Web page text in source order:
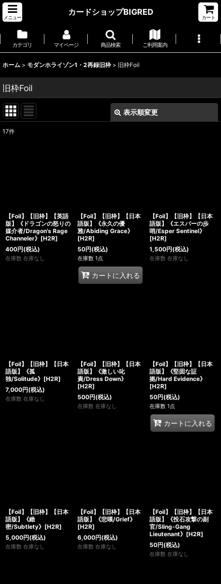
メニュー
カードショップBIGRED
カート
カテゴリ マイページ 商品検索 ご利用案内
ホーム > モダンホライゾン1・2再録旧枠 > 旧枠Foil
旧枠Foil
表示順変更
17件
【Foil】【旧枠】【英語
版】《ドラゴンの怒りの
媒介者/Dragon's Rage
Channeler》[H2R]
400円(税込)
在庫数 在庫なし
【Foil】【旧枠】【日本
語版】《永久の優
雅/Abiding Grace》
[H2R]
50円(税込)
在庫数 1点
カートに入れる
【Foil】【旧枠】【日本
語版】《エスパーの歩
哨/Esper Sentinel》
[H2R]
1,500円(税込)
在庫数 在庫なし
【Foil】【旧枠】【日本
語版】《孤
独/Solitude》[H2R]
7,000円(税込)
在庫数 在庫なし
【Foil】【旧枠】【日本
語版】《激しい叱
責/Dress Down》
[H2R]
500円(税込)
在庫数 在庫なし
【Foil】【旧枠】【日本
語版】《堅固な証
拠/Hard Evidence》
[H2R]
50円(税込)
在庫数 1点
カートに入れる
【Foil】【旧枠】【日本
語版】《緻
密/Subtlety》[H2R]
5,000円(税込)
在庫数 在庫なし
【Foil】【旧枠】【日本
語版】《悲嘆/Grief》
[H2R]
6,000円(税込)
在庫数 在庫なし
【Foil】【旧枠】【日本
語版】《投石攻撃の副
官/Sling-Gang
Lieutenant》[H2R]
50円(税込)
在庫数 在庫なし